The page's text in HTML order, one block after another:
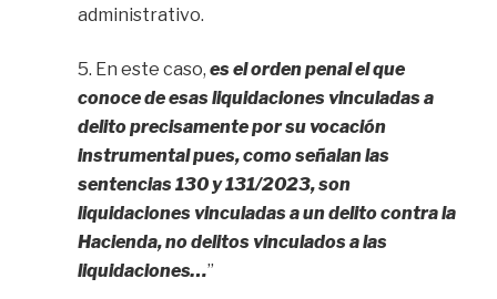
administrativo.
5. En este caso, es el orden penal el que
conoce de esas liquidaciones vinculadas a
delito precisamente por su vocación
instrumental pues, como señalan las
sentencias 130 y 131/2023, son
liquidaciones vinculadas a un delito contra la
Hacienda, no delitos vinculados a las
liquidaciones…”